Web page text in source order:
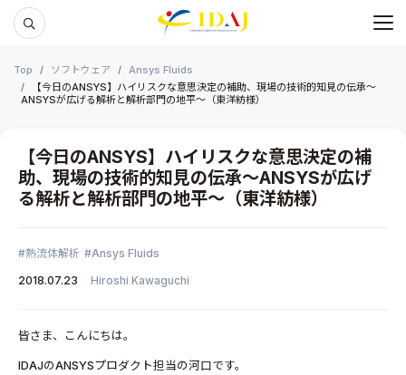
メ
Top ソフトウェア
Ansys Fluids
【今日のANSYS】ハイリスクな意思決定の補助、現場の技術的知見の伝承～
ANSYSが広げる解析と解析部門の地平～（東洋紡様）
【今日のANSYS】ハイリスクな意思決定の補
助、現場の技術的知見の伝承～ANSYSが広げ
る解析と解析部門の地平～（東洋紡様）
熱流体解析
Ansys Fluids
2018.07.23
Hiroshi Kawaguchi
皆さま、こんにちは。
IDAJのANSYSプロダクト担当の河口です。